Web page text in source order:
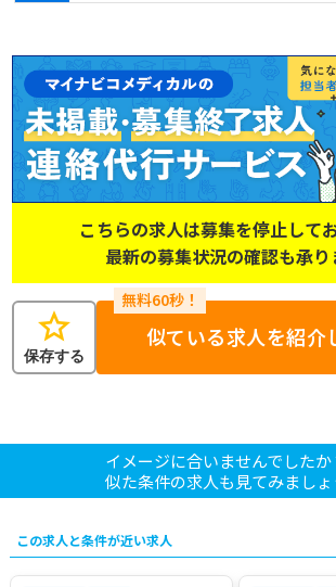
こちらの求人は募集を停止してお
最新の募集状況の確認も承り
star
保存する
似ている求人を紹介
イメージに合いませんでしたか
似た条件の求人も見てみましょ
この求人と条件が近い求人